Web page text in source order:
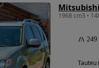
1968 cm3 •
249
Tauteu